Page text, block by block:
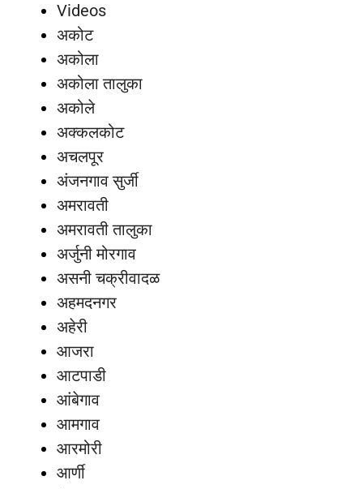
Videos
अकोट
अकोला
अकोला तालुका
अकोले
अक्कलकोट
अचलपूर
अंजनगाव सुर्जी
अमरावती
अमरावती तालुका
अर्जुनी मोरगाव
असनी चक्रीवादळ
अहमदनगर
अहेरी
आजरा
आटपाडी
आंबेगाव
आमगाव
आरमोरी
आर्णी